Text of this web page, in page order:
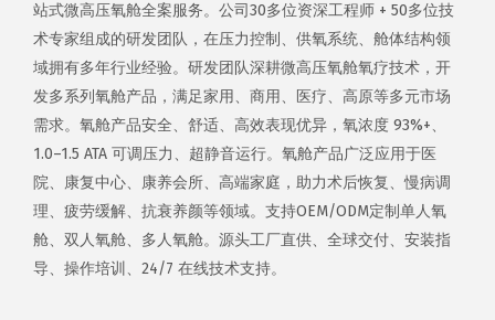
站式微高压氧舱全案服务。公司30多位资深工程师 + 50多位技
术专家组成的研发团队，在压力控制、供氧系统、舱体结构领
域拥有多年行业经验。研发团队深耕微高压氧舱氧疗技术，开
发多系列氧舱产品，满足家用、商用、医疗、高原等多元市场
需求。氧舱产品安全、舒适、高效表现优异，氧浓度 93%+、
1.0–1.5 ATA 可调压力、超静音运行。氧舱产品广泛应用于医
院、康复中心、康养会所、高端家庭，助力术后恢复、慢病调
理、疲劳缓解、抗衰养颜等领域。支持OEM/ODM定制单人氧
舱、双人氧舱、多人氧舱。源头工厂直供、全球交付、安装指
导、操作培训、24/7 在线技术支持。